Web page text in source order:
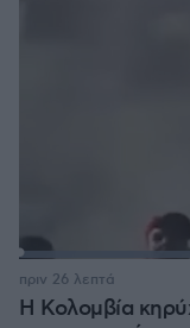
Η Κολομβία
πριν 26 λεπτά